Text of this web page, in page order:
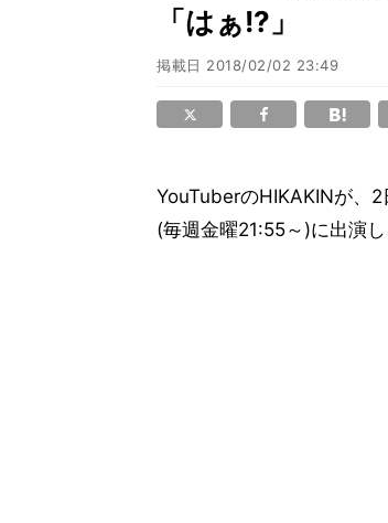
「はぁ!?」
掲載日 2018/02/02 23:49
YouTuberのHIKAKINが、2
(毎週金曜21:55～)に出演